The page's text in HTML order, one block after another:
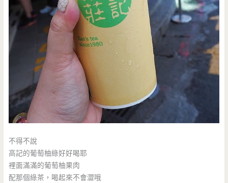
不得不說
高記的葡萄柚綠好好喝耶
裡面滿滿的葡萄柚果肉
配那個綠茶，喝起來不會澀哦